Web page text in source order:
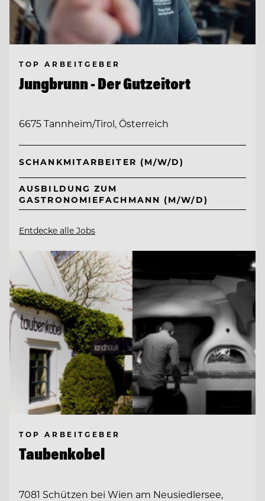
TOP ARBEITGEBER
Jungbrunn - Der Gutzeitort
6675 Tannheim/Tirol, Österreich
SCHANKMITARBEITER (M/W/D)
AUSBILDUNG ZUM
GASTRONOMIEFACHMANN (M/W/D)
Entdecke alle Jobs
TOP ARBEITGEBER
Taubenkobel
7081 Schützen bei Wien am Neusiedlersee,